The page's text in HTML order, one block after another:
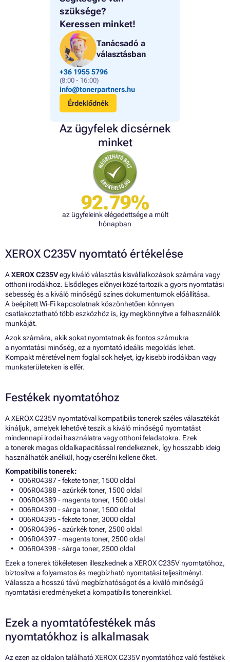
szüksége?
Keressen minket!
Tanácsadó a
választásban
+36 1955 5796
(8:00 - 16:00)
info@tonerpartners.hu
Érdeklődnék
Az ügyfelek dicsérnek
minket
92.79%
az ügyfeleink elégedettsége a múlt
hónapban
XEROX C235V nyomtató értékelése
AXEROX C235Vegy kiváló választás kisvállalkozások számára vagy
otthoni irodákhoz. Elsődleges előnyei közé tartozik a gyors nyomtatási
sebesség és a kiváló minőségű színes dokumentumok előállítása.
A beépített Wi-Fi kapcsolatnak köszönhetően könnyen
csatlakoztatható több eszközhöz is, így megkönnyítve a felhasználók
munkáját.
Azok számára, akik sokat nyomtatnak és fontos számukra
a nyomtatási minőség, ez a nyomtató ideális megoldás lehet.
Kompakt méretével nem foglal sok helyet, így kisebb irodákban vagy
munkaterületeken is elfér.
Festékek nyomtatóhoz
A XEROX C235V nyomtatóval kompatibilis tonerek széles választékát
kínáljuk, amelyek lehetővé teszik a kiváló minőségű nyomtatást
mindennapi irodai használatra vagy otthoni feladatokra. Ezek
a tonerek magas oldalkapacitással rendelkeznek, így hosszabb ideig
használhatók anélkül, hogy cserélni kellene őket.
Kompatibilis tonerek:
006R04387 - fekete toner, 1500 oldal
006R04388 - azúrkék toner, 1500 oldal
006R04389 - magenta toner, 1500 oldal
006R04390 - sárga toner, 1500 oldal
006R04395 - fekete toner, 3000 oldal
006R04396 - azúrkék toner, 2500 oldal
006R04397 - magenta toner, 2500 oldal
006R04398 - sárga toner, 2500 oldal
Ezek a tonerek tökéletesen illeszkednek a XEROX C235V nyomtatóhoz,
biztosítva a folyamatos és megbízható nyomtatási teljesítményt.
Válassza a hosszú távú megbízhatóságot és a kiváló minőségű
nyomtatási eredményeket a kompatibilis tonereinkkel.
Ezek a nyomtatófestékek más
nyomtatókhoz is alkalmasak
Az ezen az oldalon található XEROX C235V nyomtatóhoz való festékek